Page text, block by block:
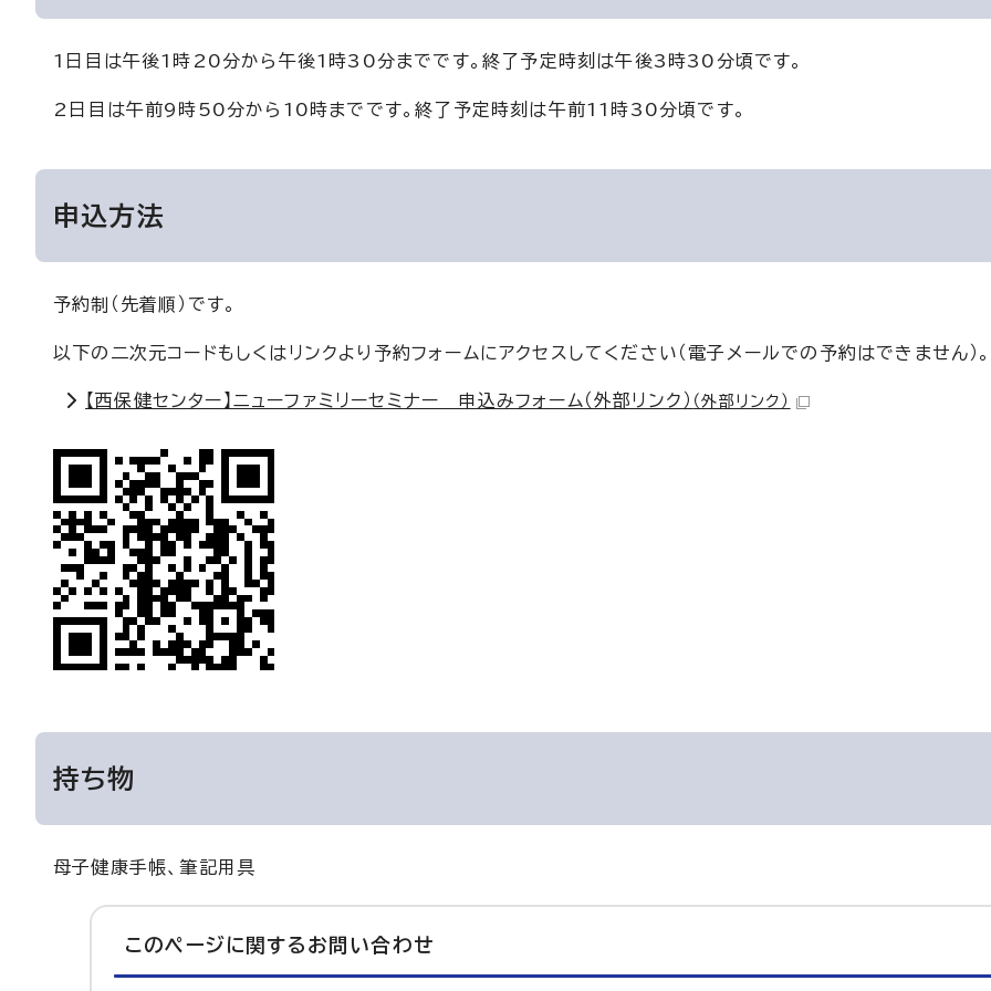
1日目は午後1時20分から午後1時30分までです。終了予定時刻は午後3時30分頃です。
2日目は午前9時50分から10時までです。終了予定時刻は午前11時30分頃です。
申込方法
予約制（先着順）です。
以下の二次元コードもしくはリンクより予約フォームにアクセスしてください（電子メールでの予約はできません）。
【西保健センター】ニューファミリーセミナー 申込みフォーム（外部リンク） （外部リンク）
持ち物
母子健康手帳、筆記用具
このページに関する お問い合わせ